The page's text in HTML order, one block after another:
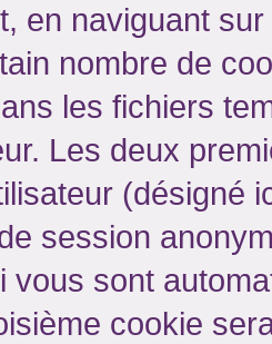
en naviguant
nombre de
les fichiers
Les deux
(désigné
session
vous sont
cookie